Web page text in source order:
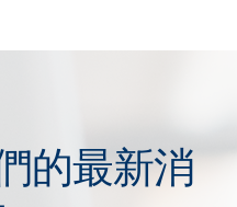
的最新消